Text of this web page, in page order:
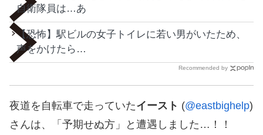
自衛隊員は…あ
【恐怖】駅ビルの女子トイレに若い男がいたため、
声をかけたら…
Recommended by
夜道を自転車で走っていたイースト (@eastbighelp)
さんは、「予期せぬ方」と遭遇しました…！！